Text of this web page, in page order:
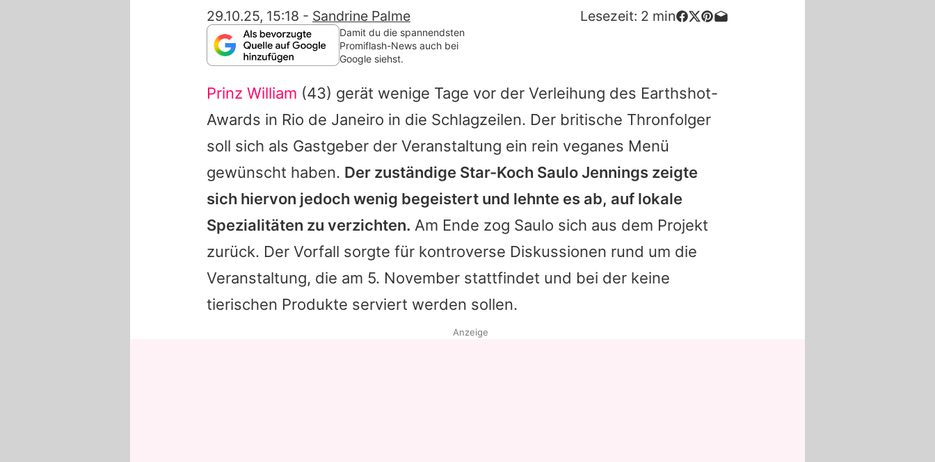
Familie & Liebe
Alle Themen auf Promiflash
App runterladen
Team
Redaktionelle Richtlinien
Impressum
Datenschutzerklärung
Nutzungsbedingungen
29.10.25, 15:18 - Sandrine Palme Lesezeit: 2 min
Damit du die spannendsten
Promiflash-News auch bei
Google siehst.
Prinz William (43) gerät wenige Tage vor der Verleihung des Earthshot-
Awards in Rio de Janeiro in die Schlagzeilen. Der britische Thronfolger
soll sich als Gastgeber der Veranstaltung ein rein veganes Menü
gewünscht haben. Der zuständige Star-Koch Saulo Jennings zeigte
sich hiervon jedoch wenig begeistert und lehnte es ab, auf lokale
Spezialitäten zu verzichten. Am Ende zog Saulo sich aus dem Projekt
zurück. Der Vorfall sorgte für kontroverse Diskussionen rund um die
Veranstaltung, die am 5. November stattfindet und bei der keine
tierischen Produkte serviert werden sollen.
Anzeige